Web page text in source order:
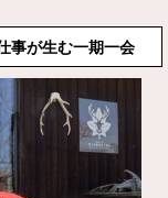
事が生む一期一会